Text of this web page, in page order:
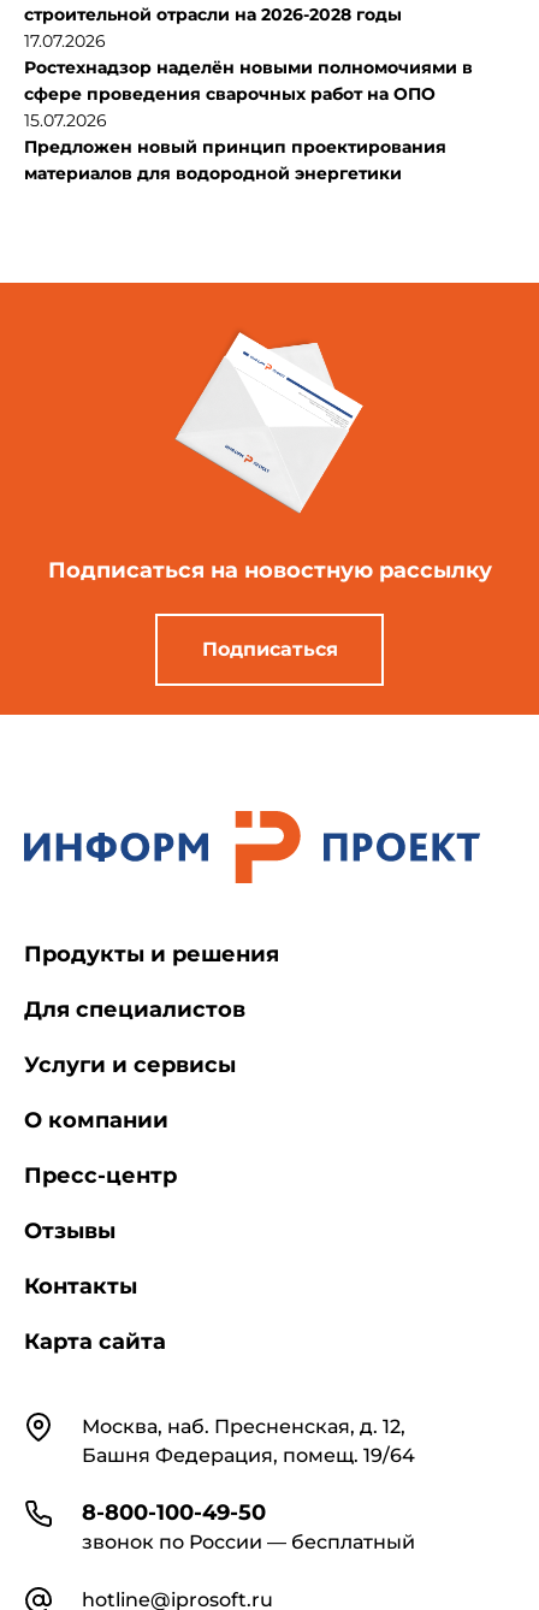
строительной отрасли на 2026-2028 годы
17.07.2026
Ростехнадзор наделён новыми полномочиями в
сфере проведения сварочных работ на ОПО
15.07.2026
Предложен новый принцип проектирования
материалов для водородной энергетики
Подписаться на новостную рассылку
Подписаться
КонтактыМосква, наб. Пресненская, д. 12,
Башня Федерация, помещ. 19/64
8-800-100-49-50
звонок по России — бесплатный
hotline@iprosoft.ru
Продукты и решения
Для специалистов
Услуги и сервисы
О компании
Пресс-центр
Отзывы
Контакты
Карта сайта